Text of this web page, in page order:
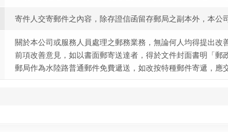
寄件人交寄郵件之內容，除存證信函留存郵局之副本外，本公
關於本公司或服務人員處理之郵務業務，無論何人均得提出改
前項改善意見，如以書面郵寄送達者，得於文件封面書明「郵
郵局作為水陸路普通郵件免費遞送，如改按特種郵件寄遞，應